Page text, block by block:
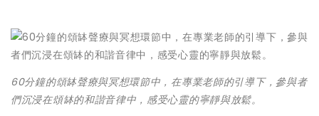
60分鐘的頌缽聲療與冥想環節中，在專業老師的引導下，參與者
們沉浸在頌缽的和諧音律中，感受心靈的寧靜與放鬆。